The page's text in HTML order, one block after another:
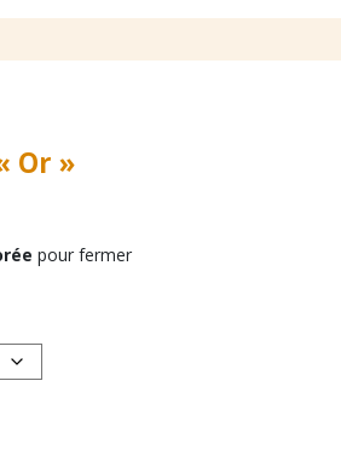
Or »
pour fermer